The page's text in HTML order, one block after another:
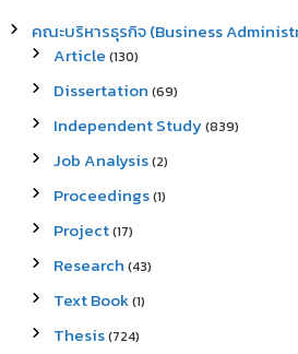
คณะบริหารธุรกิจ (Business
Article (130)
Dissertation (69)
Independent Study(839)
Job Analysis(2)
Proceedings(1)
Project(17)
Research (43)
Text Book(1)
Thesis(724)